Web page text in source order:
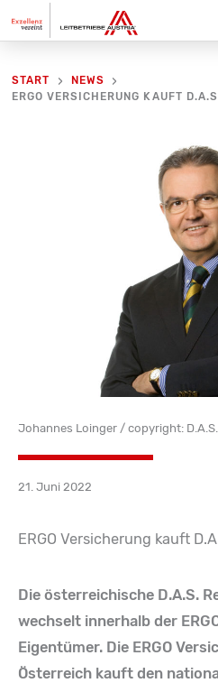
Inhalt
START
NEWS
ERGO VERSICHERUNG KAUFT
Johannes Loinger / copyright:
21. Juni 2022
ERGO Versicherung kauft
Die österreichische D.A.S.
wechselt innerhalb der
Eigentümer. Die ERGO
Österreich kauft den